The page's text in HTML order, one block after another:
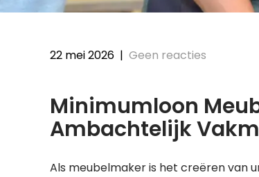
22 mei 2026 | Geen reacties
Minimumloon
Ambachtelijk
Als meubelmaker is het creëren van